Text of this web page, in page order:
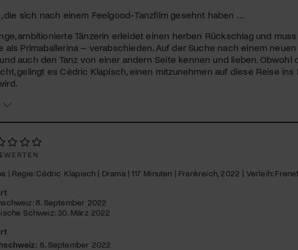
die sich nach einem Feelgood-Tanzfilm gesehnt haben …
ambitionierte Tänzerin erleidet einen herben Rückschlag und
als Primaballerina – verabschieden. Auf der Suche nach einem
auch den Tanz von einer andern Seite kennen und lieben. Obwohl
gelingt es Cédric Klapisch, einen mitzunehmen auf diese Reise ins
| Regie: Cédric Klapisch | Drama | 117 Minuten | Frankreich, 2022 | Verleih:
8. September 2022
Schweiz: 30. März 2022
8. September 2022